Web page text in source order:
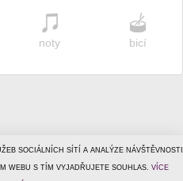
SOCIÁLNÍCH SÍTÍ A ANALÝZE NÁVŠTĚVNOSTI
WEBU S TÍM VYJADŘUJETE SOUHLAS. VÍCE
noty bicí
ISSN 1801-5131